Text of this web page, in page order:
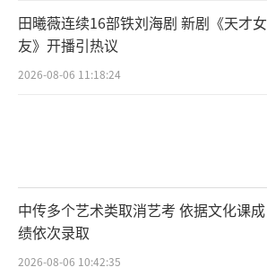
田曦薇连续16部铁刘海剧 新剧《天才女
友》开播引热议
2026-08-06 11:18:24
中传多个艺术类取消艺考 依据文化课成
绩依次录取
2026-08-06 10:42:35